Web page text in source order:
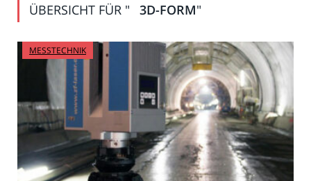
ÜBERSICHT FÜR " 3D-FORM"
MESSTECHNIK